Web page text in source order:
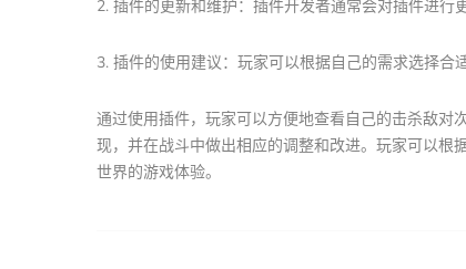
2. 插件的更新和维护：插件开发者通常会对插件进
3. 插件的使用建议：玩家可以根据自己的需求选择
通过使用插件，玩家可以方便地查看自己的击杀敌对
现，并在战斗中做出相应的调整和改进。玩家可以根
世界的游戏体验。